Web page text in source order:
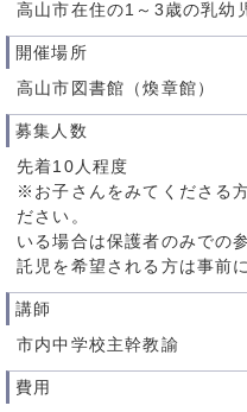
高山市在住の1～3歳の乳幼
開催場所
高山市図書館（煥章館）
募集人数
先着10人程度
※お子さんをみてくださる
ださい。
いる場合は保護者のみでの
託児を希望される方は事前
講師
市内中学校主幹教諭
費用